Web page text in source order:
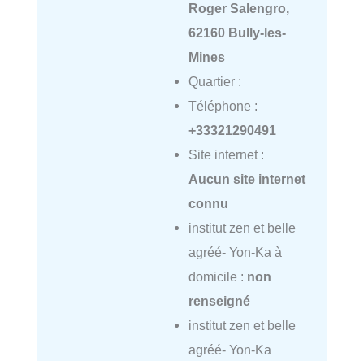
Roger Salengro,
62160 Bully-les-
Mines
Quartier :
Téléphone :
+33321290491
Site internet :
Aucun site internet
connu
institut zen et belle
agréé- Yon-Ka à
domicile : non
renseigné
institut zen et belle
agréé- Yon-Ka